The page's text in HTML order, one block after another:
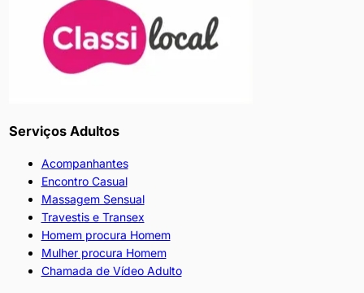
Serviços Adultos
Acompanhantes
Encontro Casual
Massagem Sensual
Travestis e Transex
Homem procura Homem
Mulher procura Homem
Chamada de Vídeo Adulto